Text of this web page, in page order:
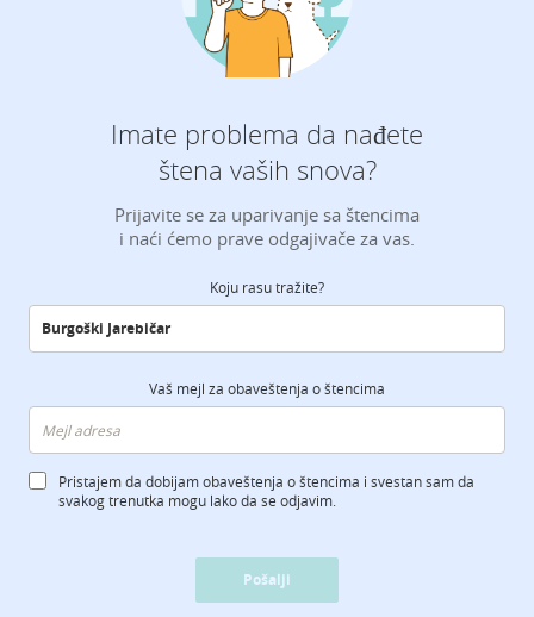
Imate problema da nađete
štena vaših snova?
Prijavite se za uparivanje sa štencima
i naći ćemo prave odgajivače za vas.
Koju rasu tražite?
Vaš mejl za obaveštenja o štencima
Pristajem da dobijam obaveštenja o štencima i svestan sam da
svakog trenutka mogu lako da se odjavim.
Pošalji